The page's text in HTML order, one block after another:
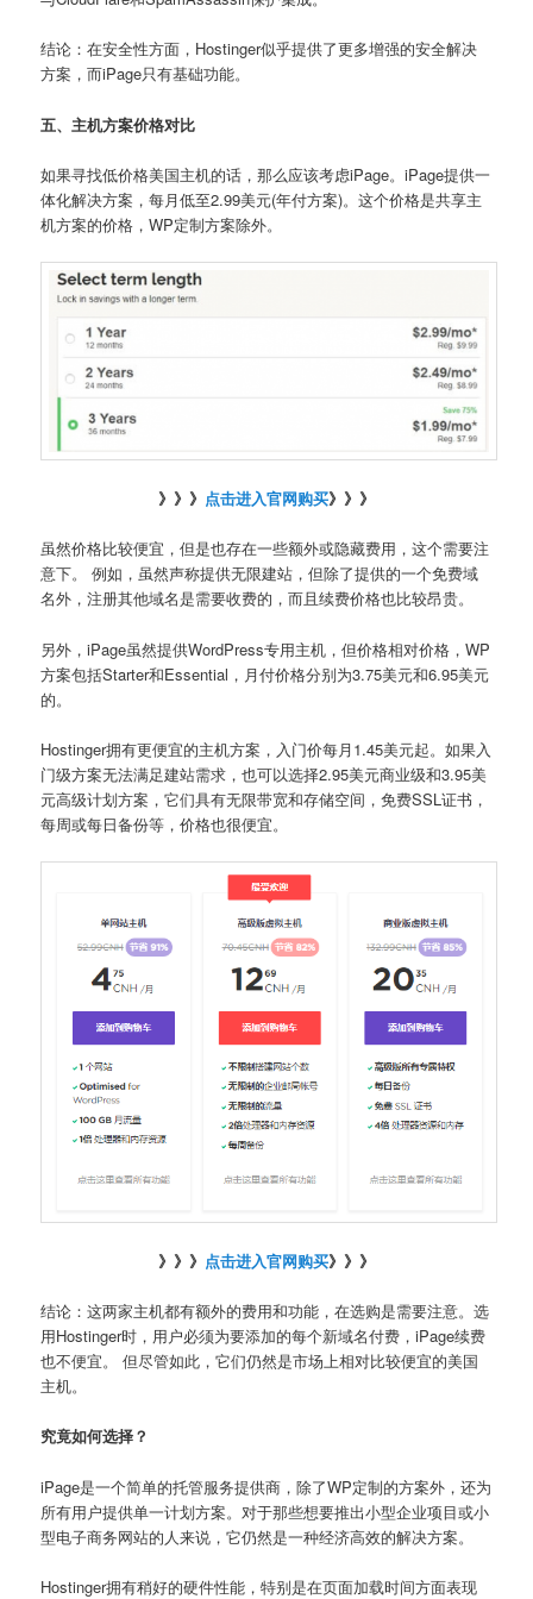
结论：在安全性方面，Hostinger似乎提供了更多增强的安全解决
方案，而iPage只有基础功能。
五、主机方案价格对比
如果寻找低价格美国主机的话，那么应该考虑iPage。iPage提供一
体化解决方案，每月低至2.99美元(年付方案)。这个价格是共享主
机方案的价格，WP定制方案除外。
》》》 点击进入官网购买》》》
虽然价格比较便宜，但是也存在一些额外或隐藏费用，这个需要注
意下。 例如，虽然声称提供无限建站，但除了提供的一个免费域
名外，注册其他域名是需要收费的，而且续费价格也比较昂贵。
另外，iPage虽然提供WordPress专用主机，但价格相对价格，WP
方案包括Starter和Essential，月付价格分别为3.75美元和6.95美元
的。
Hostinger拥有更便宜的主机方案，入门价每月1.45美元起。如果入
门级方案无法满足建站需求，也可以选择2.95美元商业级和3.95美
元高级计划方案，它们具有无限带宽和存储空间，免费SSL证书，
每周或每日备份等，价格也很便宜。
》》》 点击进入官网购买》》》
结论：这两家主机都有额外的费用和功能，在选购是需要注意。选
用Hostinger时，用户必须为要添加的每个新域名付费，iPage续费
也不便宜。 但尽管如此，它们仍然是市场上相对比较便宜的美国
主机。
究竟如何选择？
iPage是一个简单的托管服务提供商，除了WP定制的方案外，还为
所有用户提供单一计划方案。对于那些想要推出小型企业项目或小
型电子商务网站的人来说，它仍然是一种经济高效的解决方案。
Hostinger拥有稍好的硬件性能，特别是在页面加载时间方面表现